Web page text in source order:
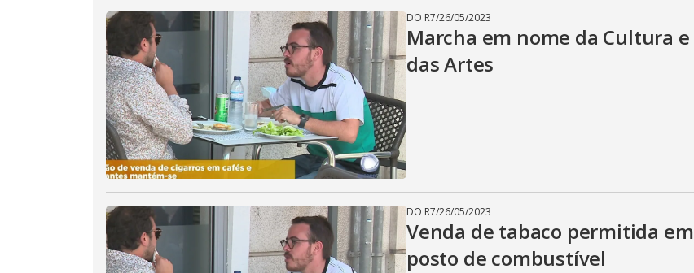
DO R7/26/05/2023
Marcha em nome da Cultura e
das Artes
DO R7/26/05/2023
Venda de tabaco permitida em
posto de combustível